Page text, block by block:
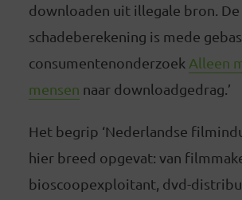
downloaden uit illegale bron. De
schadeberekening is mede
consumentenonderzoek Alleen
mensen naar downloadgedrag.’
Het begrip ‘Nederlandse
hier breed opgevat: van
bioscoopexploitant, dvd-